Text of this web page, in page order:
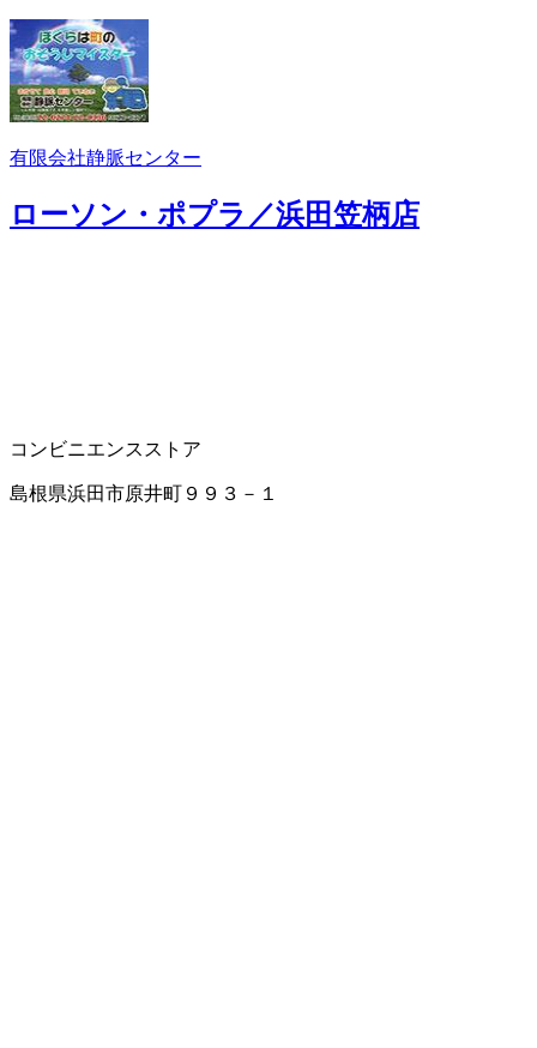
有限会社静脈センター
ローソン・ポプラ／浜田笠柄店
コンビニエンスストア
島根県浜田市原井町９９３－１